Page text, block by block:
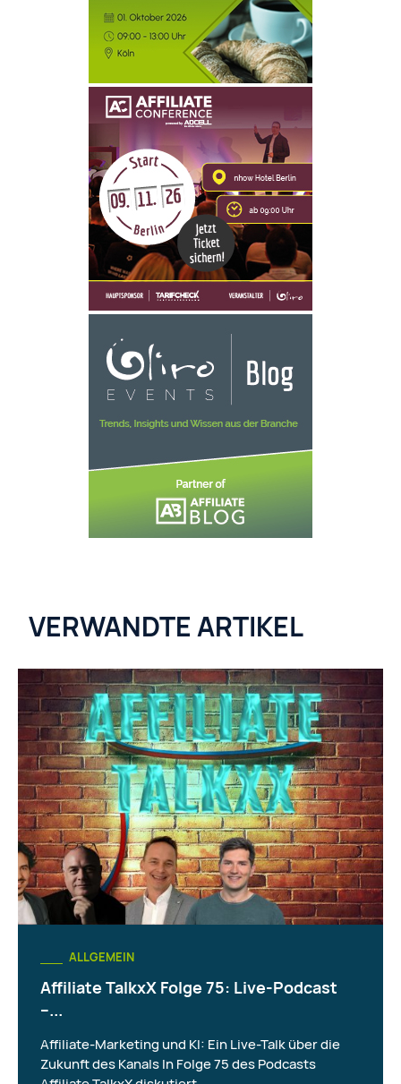
VERWANDTE ARTIKEL
ALLGEMEIN
Affiliate TalkxX Folge 75: Live-Podcast
–...
Affiliate-Marketing und KI: Ein Live-Talk über die
Zukunft des Kanals In Folge 75 des Podcasts